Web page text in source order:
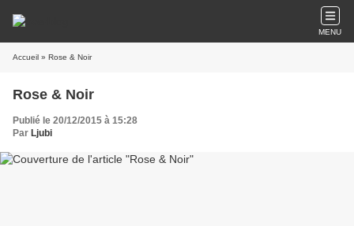
MENU
Accueil » Rose & Noir
Rose & Noir
Publié le 20/12/2015 à 15:28
Par Ljubi